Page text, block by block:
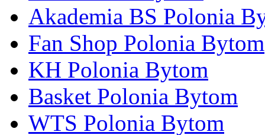
Akademia BS Polonia
Fan Shop Polonia Bytom
KH Polonia Bytom
Basket Polonia Bytom
WTS Polonia Bytom